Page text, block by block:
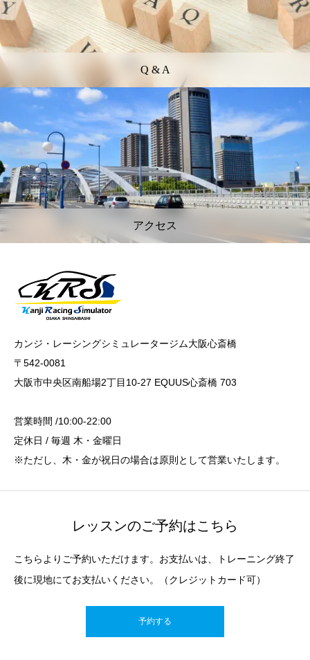
Q & A
アクセス
カンジ・レーシングシミュレータージム大阪心斎橋
〒542-0081
大阪市中央区南船場2丁目10-27 EQUUS心斎橋 703
営業時間 /10:00-22:00
定休日 / 毎週 木・金曜日
※ただし、木・金が祝日の場合は原則として営業いたします。
レッスンのご予約はこちら
こちらよりご予約いただけます。お支払いは、トレーニング終了
後に現地にてお支払いください。（クレジットカード可）
予約する